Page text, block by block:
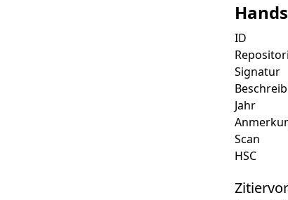
ID
Signatur
Jahr
Scan
HSC